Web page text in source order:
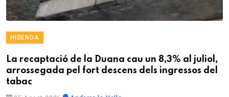
HISENDA
La recaptació de la Duana cau un 8,3% al juliol,
arrossegada pel fort descens dels ingressos del
tabac